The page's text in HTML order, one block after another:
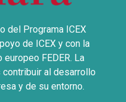
del Programa ICEX
de ICEX y con la
FEDER. La
al desarrollo
y de su entorno.